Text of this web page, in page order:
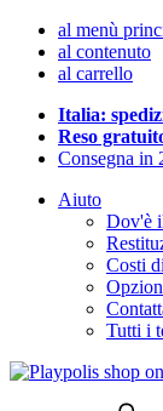
al menù
al contenuto
al carrello
Italia:
Reso
Consegna in
Aiuto
Dov'è
Costi
Tutti i